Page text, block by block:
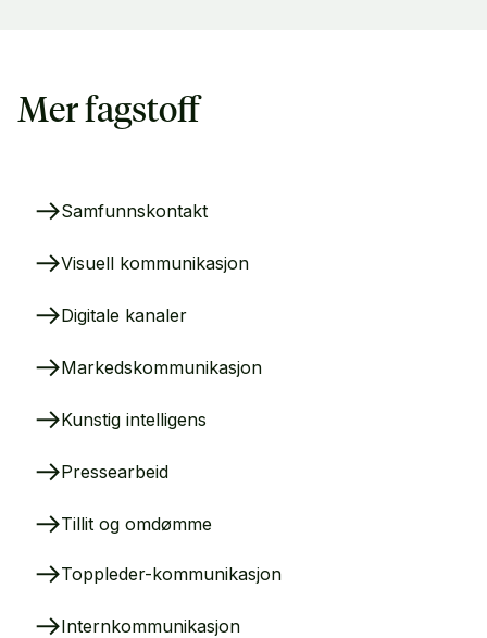
Mer fagstoff
Samfunnskontakt
Visuell kommunikasjon
Digitale kanaler
Markedskommunikasjon
Kunstig intelligens
Pressearbeid
Tillit og omdømme
Toppleder-kommunikasjon
Internkommunikasjon